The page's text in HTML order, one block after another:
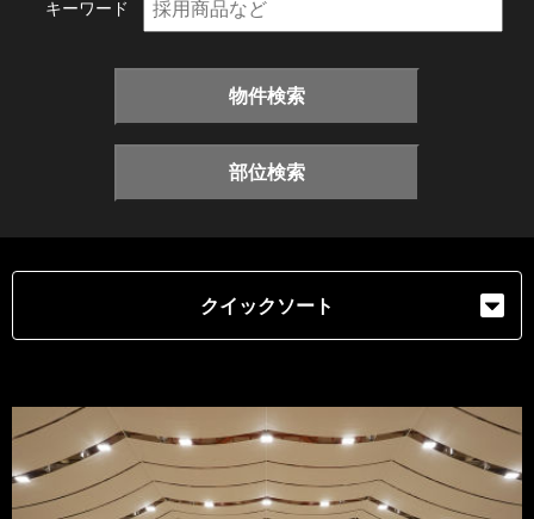
キーワード
物件検索
部位検索
クイックソート